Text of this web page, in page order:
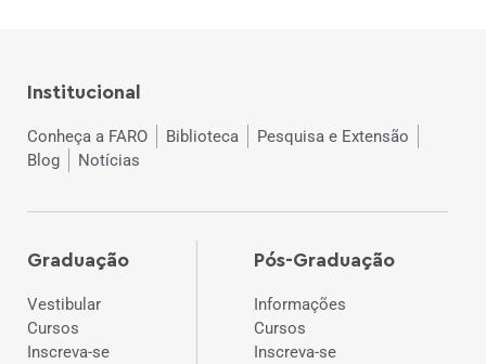
Institucional
Conheça a FARO Biblioteca
Pesquisa e Extensão
Blog
Notícias
Graduação
Vestibular
Cursos
Inscreva-se
Pós-Graduação
Informações
Cursos
Inscreva-se